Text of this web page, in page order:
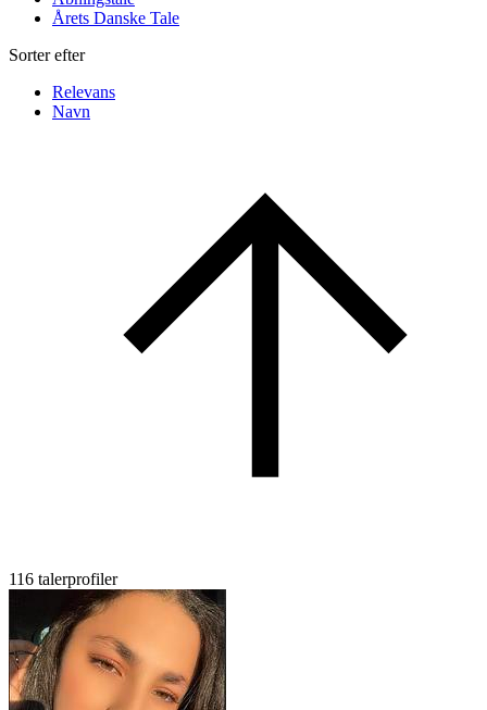
Årets Danske Tale
Sorter efter
Relevans
Navn
116 talerprofiler